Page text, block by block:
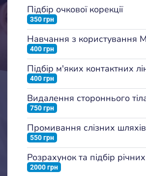
Підбір очкової корекції
350 грн
Навчання з користування
400 грн
Підбір м'яких контактних
400 грн
Видалення стороннього
750 грн
Промивання слізних
550 грн
Розрахунок та підбір
2000 грн